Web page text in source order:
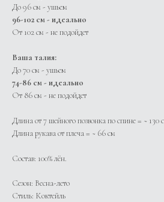
До 96 см - ушьем
96-102 см - идеально
От 102 см - не подойдет
Ваша талия:
До 70 см - ушьем
74-86 см - идеально
От 86 см - не подойдет
Длина от 7 шейного позвонка по спине = ~ 130
Длина рукава от плеча = ~ 66 см
Состав: 100% лён.
Сезон: Весна-лето
Стиль: Коктейль